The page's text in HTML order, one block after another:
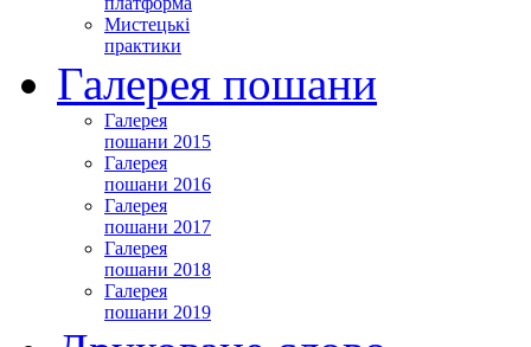
Мистецькі
практики
Галерея пошани
Галерея
пошани 2015
Галерея
пошани 2016
Галерея
пошани 2017
Галерея
пошани 2018
Галерея
пошани 2019